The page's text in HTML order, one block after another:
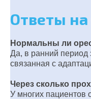
Ответы
Нормальны ли
Да, в ранний период
связанная с
Через сколько
У многих пациентов